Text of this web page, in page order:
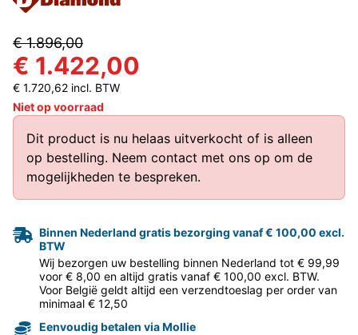
€ 1.896,00
€ 1.422,00
€ 1.720,62 incl. BTW
Niet op voorraad
Dit product is nu helaas uitverkocht of is alleen
op bestelling. Neem contact met ons op om de
mogelijkheden te bespreken.
Binnen Nederland gratis bezorging vanaf € 100,00 excl.
BTW
Wij bezorgen uw bestelling binnen Nederland tot € 99,99
voor € 8,00 en altijd gratis vanaf € 100,00 excl. BTW.
Voor België geldt altijd een verzendtoeslag per order van
minimaal € 12,50
Eenvoudig betalen via Mollie